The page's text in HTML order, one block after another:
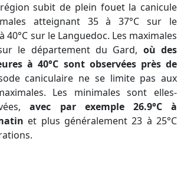
subit de plein fouet la canicule
atteignant 35 à 37°C sur le
40°C sur le Languedoc. Les maximales
le département du Gard, où des
à 40°C sont observées près de
caniculaire ne se limite pas aux
Les minimales sont elles-
avec par exemple 26.9°C à
et plus généralement 23 à 25°C